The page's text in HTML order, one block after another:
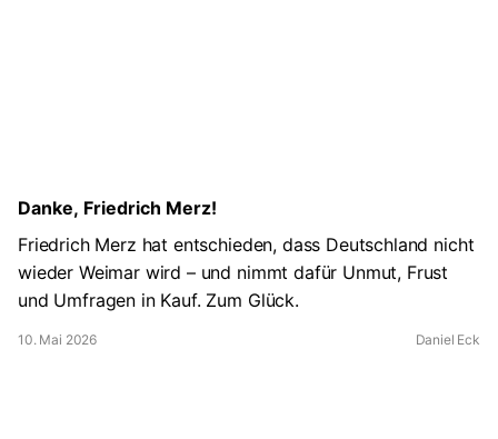
Danke, Friedrich Merz!
Friedrich Merz hat entschieden, dass Deutschland nicht
wieder Weimar wird – und nimmt dafür Unmut, Frust
und Umfragen in Kauf. Zum Glück.
10. Mai 2026 Daniel Eck